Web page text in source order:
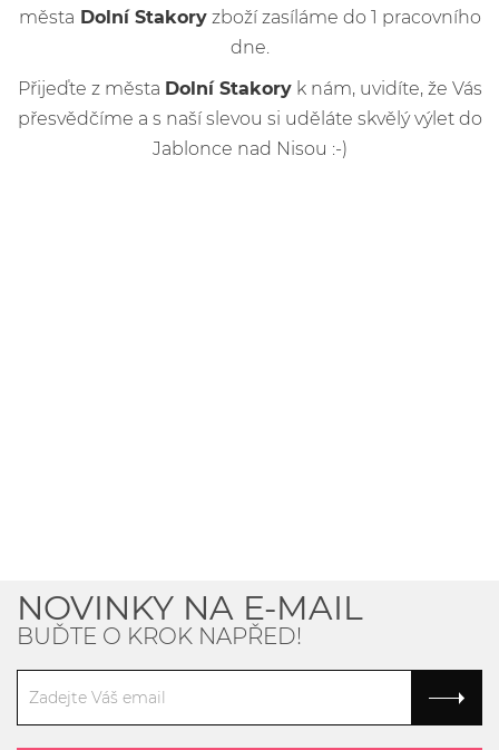
města Dolní Stakoryzboží zasíláme do 1 pracovního
dne.
Přijeďte z města Dolní Stakoryk nám, uvidíte, že Vás
přesvědčíme a s naší slevou si uděláte skvělý výlet do
Jablonce nad Nisou :-)
NOVINKY NA E-MAIL
BUĎTE O KROK NAPŘED!